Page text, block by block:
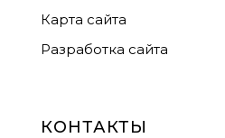
Карта сайта
Разработка сайта
КОНТАКТЫ